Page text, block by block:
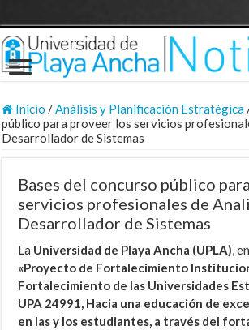
Inicio /Análisis y Planificación Estratégica
público para proveer los servicios
Desarrollador de Sistemas
Bases del concurso público
servicios profesionales de
Desarrollador de Sistemas
La Universidad de Playa Ancha (UPLA),
«Proyecto de Fortalecimiento
Fortalecimiento de las Universidades
UPA 24991, Hacia una educación de
en las y los estudiantes, a través del